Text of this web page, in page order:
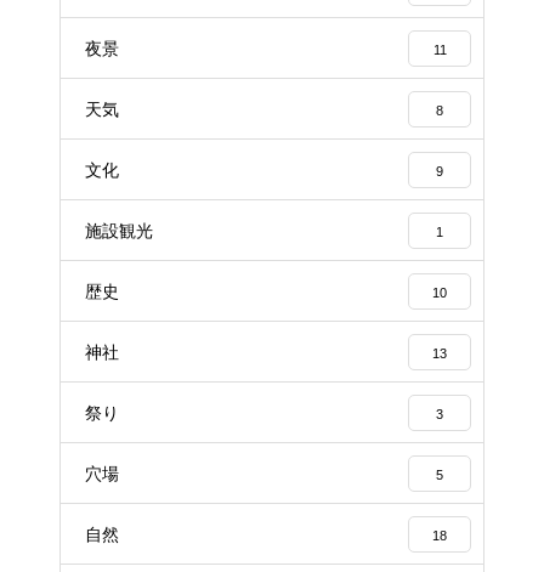
夜景 11
天気 8
文化 9
施設観光 1
歴史 10
神社 13
祭り 3
穴場 5
自然 18